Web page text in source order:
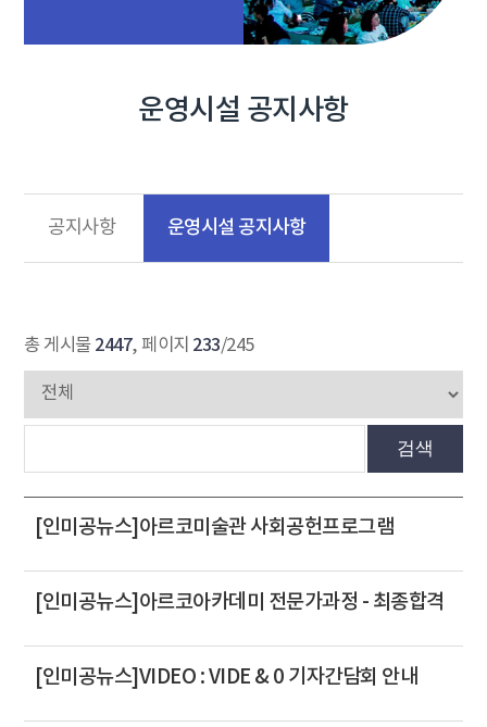
운영시설 공지사항
공지사항 운영시설 공지사항
총 게시물 2447, 페이지 233/245
검색
[인미공뉴스]아르코미술관 사회공헌프로그램
[인미공뉴스]아르코아카데미 전문가과정 - 최종합격
[인미공뉴스]VIDEO : VIDE & 0 기자간담회 안내